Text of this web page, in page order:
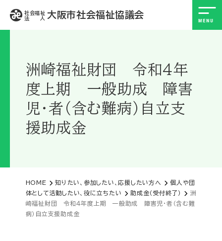
社会福祉
法 人
大阪市社会福祉協議会
洲崎福祉財団 令和４年
度上期 一般助成 障害
児・者（含む難病）自立支
援助成金
HOME 知りたい、参加したい、応援したい方へ
個人や団
体として活動したい、役に立ちたい
助成金（受付終了）
洲
崎福祉財団 令和４年度上期 一般助成 障害児・者（含む難
病）自立支援助成金